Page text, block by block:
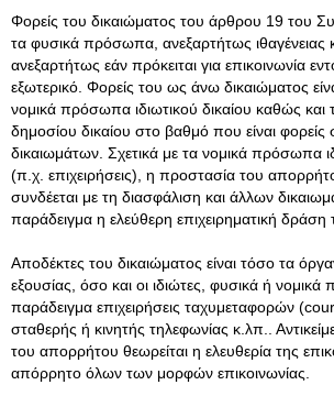
Φορείς του δικαιώματος του άρθρου 19 του
τα φυσικά πρόσωπα, ανεξαρτήτως ιθαγένειας
ανεξαρτήτως εάν πρόκειται για επικοινωνία
εξωτερικό. Φορείς του ως άνω δικαιώματος
νομικά πρόσωπα ιδιωτικού δικαίου καθώς
δημοσίου δικαίου στο βαθμό που είναι φορείς
δικαιωμάτων. Σχετικά με τα νομικά πρόσωπα
(π.χ. επιχειρήσεις), η προστασία του
συνδέεται με τη διασφάλιση και άλλων
παράδειγμα η ελεύθερη επιχειρηματική δράση
Αποδέκτες του δικαιώματος είναι τόσο τα
εξουσίας, όσο και οι ιδιώτες, φυσικά ή
παράδειγμα επιχειρήσεις ταχυμεταφορών
σταθερής ή κινητής τηλεφωνίας κ.λπ..
του απορρήτου θεωρείται η ελευθερία της
απόρρητο όλων των μορφών επικοινωνίας.